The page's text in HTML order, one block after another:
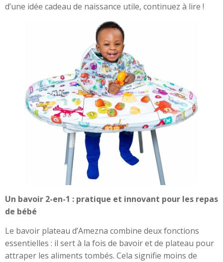
d’une idée cadeau de naissance utile, continuez à lire !
Un bavoir 2-en-1 : pratique et innovant pour les repas
de bébé
Le bavoir plateau d’Amezna combine deux fonctions
essentielles : il sert à la fois de bavoir et de plateau pour
attraper les aliments tombés. Cela signifie moins de